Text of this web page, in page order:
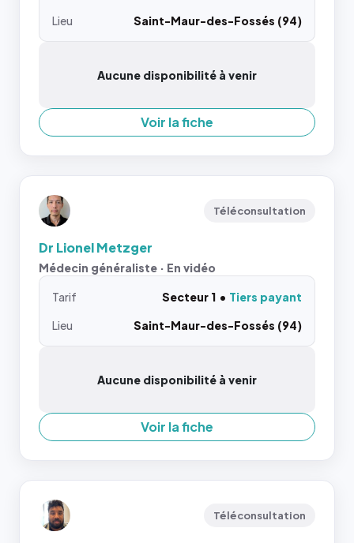
Lieu
Saint-Maur-des-Fossés (94)
Aucune disponibilité à venir
Voir la fiche
Téléconsultation
Dr Lionel Metzger
Médecin généraliste · En vidéo
Tarif Secteur 1
Tiers payant
Lieu
Saint-Maur-des-Fossés (94)
Aucune disponibilité à venir
Voir la fiche
Téléconsultation